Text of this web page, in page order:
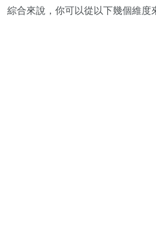
綜合來說，你可以從以下幾個維度